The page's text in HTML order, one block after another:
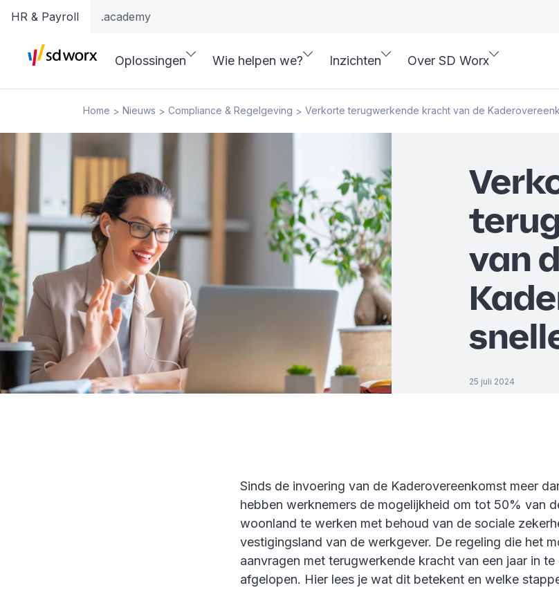
HR & Payroll .academy
Oplossingen Wie helpen we? Inzichten Over SD Worx
Home > Nieuws > Compliance & Regelgeving > Verkorte terugwerkende kracht van de
van
25 juli 2024
Sinds de invoering van de Kaderovereenkomst meer
hebben werknemers de mogelijkheid om tot 50% van
woonland te werken met behoud van de sociale
vestigingsland van de werkgever. De regeling die het
aanvragen met terugwerkende kracht van een jaar in te
afgelopen. Hier lees je wat dit betekent en welke